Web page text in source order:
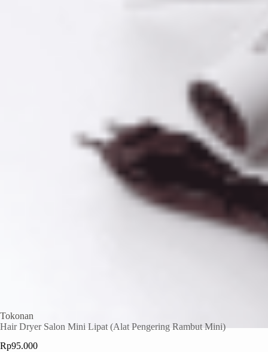
Tokonan
Hair Dryer Salon Mini Lipat (Alat Pengering Rambut Mini)
Rp95.000